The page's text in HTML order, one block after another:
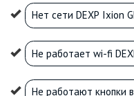
Нет сети DEXP Ixion
Не работает wi-fi
Не работают кнопки